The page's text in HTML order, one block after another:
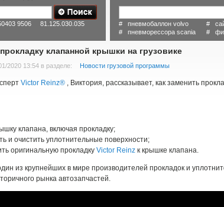
9506 81.125.030.035
# пневмобаллон volvo #
# пневморессора scania #
клапанной крышки на грузовике
2020 13:54 в разделе: Новости грузовой программы
Victor Reinz® , Виктория, рассказывает, как заменить
клапана, включая прокладку;
и очистить уплотнительные поверхности;
оригинальную прокладку Victor Reinz к крышке клапана.
из крупнейших в мире производителей прокладок и
рынка автозапчастей.